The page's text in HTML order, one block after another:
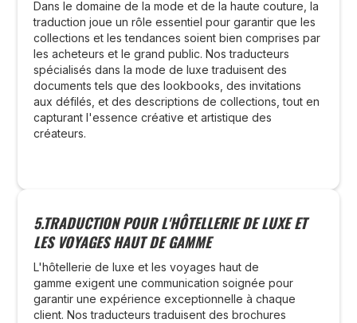
Dans le domaine de la mode et de la haute couture, la
traduction joue un rôle essentiel pour garantir que les
collections et les tendances soient bien comprises par
les acheteurs et le grand public. Nos traducteurs
spécialisés dans la mode de luxe traduisent des
documents tels que des lookbooks, des invitations
aux défilés, et des descriptions de collections, tout en
capturant l'essence créative et artistique des
créateurs.
5.TRADUCTION POUR L'HÔTELLERIE DE LUXE ET
LES VOYAGES HAUT DE GAMME
L'hôtellerie de luxe et les voyages haut de
gamme exigent une communication soignée pour
garantir une expérience exceptionnelle à chaque
client. Nos traducteurs traduisent des brochures